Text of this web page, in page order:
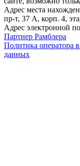
Адрес места
пр-т, 37 А, корп. 4,
Адрес электронной
Партнер Рамблера
Политика оператора
данных